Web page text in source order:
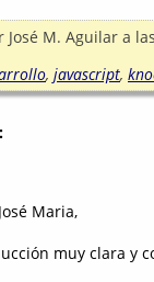
José M. Aguilar a
, javascript,
Maria,
muy clara y